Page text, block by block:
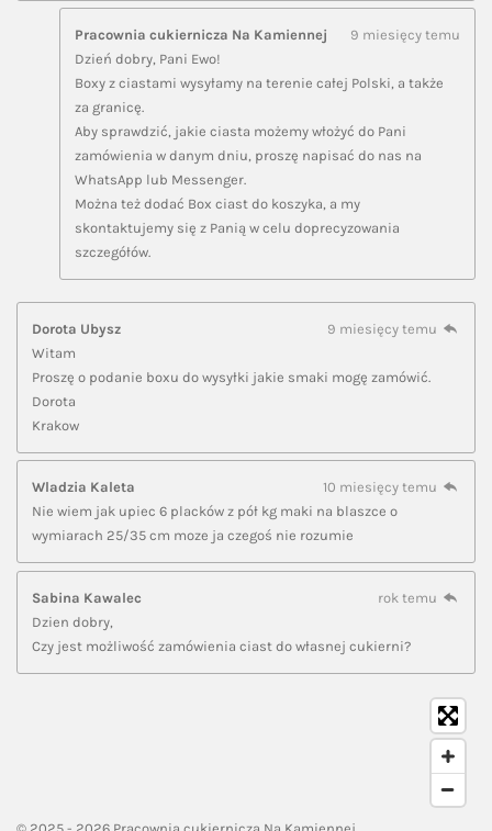
Pracownia cukiernicza Na Kamiennej
9 miesięcy temu
Dzień dobry, Pani Ewo!
Boxy z ciastami wysyłamy na terenie całej Polski, a także
za granicę.
Aby sprawdzić, jakie ciasta możemy włożyć do Pani
zamówienia w danym dniu, proszę napisać do nas na
WhatsApp lub Messenger.
Można też dodać Box ciast do koszyka, a my
skontaktujemy się z Panią w celu doprecyzowania
szczegółów.
Dorota Ubysz
9 miesięcy temu
Witam
Proszę o podanie boxu do wysyłki jakie smaki mogę zamówić.
Dorota
Krakow
Wladzia Kaleta
10 miesięcy temu
Nie wiem jak upiec 6 placków z pół kg maki na blaszce o
wymiarach 25/35 cm moze ja czegoś nie rozumie
Sabina Kawalec
rok temu
Dzien dobry,
Czy jest możliwość zamówienia ciast do własnej cukierni?